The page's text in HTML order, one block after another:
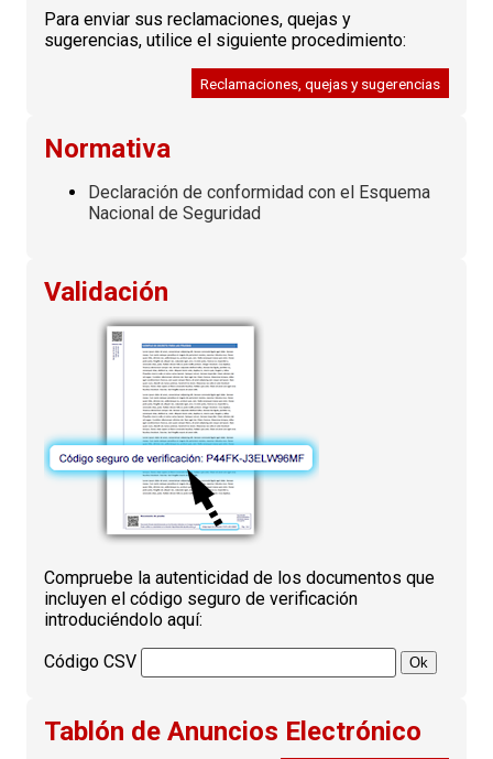
Para enviar sus reclamaciones, quejas y
sugerencias, utilice el siguiente procedimiento:
Reclamaciones, quejas y sugerencias
Normativa
Declaración de conformidad con el Esquema
Nacional de Seguridad
Validación
Compruebe la autenticidad de los documentos que
incluyen el código seguro de verificación
introduciéndolo aquí:
Código CSV
Tablón de Anuncios Electrónico